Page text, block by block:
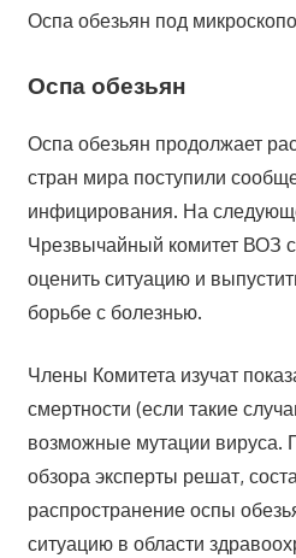
Оспа обезьян под
Оспа обезьян
Оспа обезьян продолжает
стран мира поступили
инфицирования. На
Чрезвычайный комитет ВОЗ
оценить ситуацию и
борьбе с болезнью.
Члены Комитета изучат
смертности (если такие
возможные мутации вируса.
обзора эксперты решат,
распространение оспы
ситуацию в области